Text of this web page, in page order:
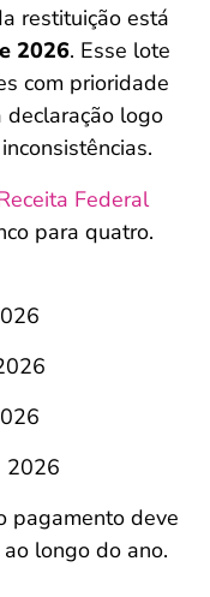
restituição está
2026. Esse lote
com prioridade
logo
Federal
para quatro.
2026
pagamento deve
longo do ano.